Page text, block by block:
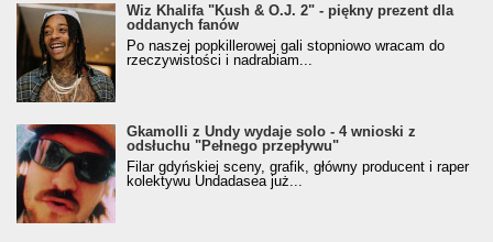
Wiz Khalifa "Kush & O.J. 2" - piękny prezent dla
oddanych fanów
Po naszej popkillerowej gali stopniowo wracam do
rzeczywistości i nadrabiam...
Gkamolli z Undy wydaje solo - 4 wnioski z
odsłuchu "Pełnego przepływu"
Filar gdyńskiej sceny, grafik, główny producent i raper
kolektywu Undadasea już...